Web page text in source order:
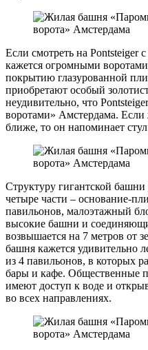
Если смотреть на Pontsteiger
кажется огромными
покрытию глазурованной
приобретают особый
неудивительно, что
воротами» Амстердама. Если
ближе, то он напоминает
Структуру гигантской
четыре части – основание-
павильонов, малоэтажный
высокие башни и
возвышается на 7 метров от
башня кажется удивительно
из 4 павильонов, в которых
бары и кафе. Общественные
имеют доступ к воде и
во всех направлениях.